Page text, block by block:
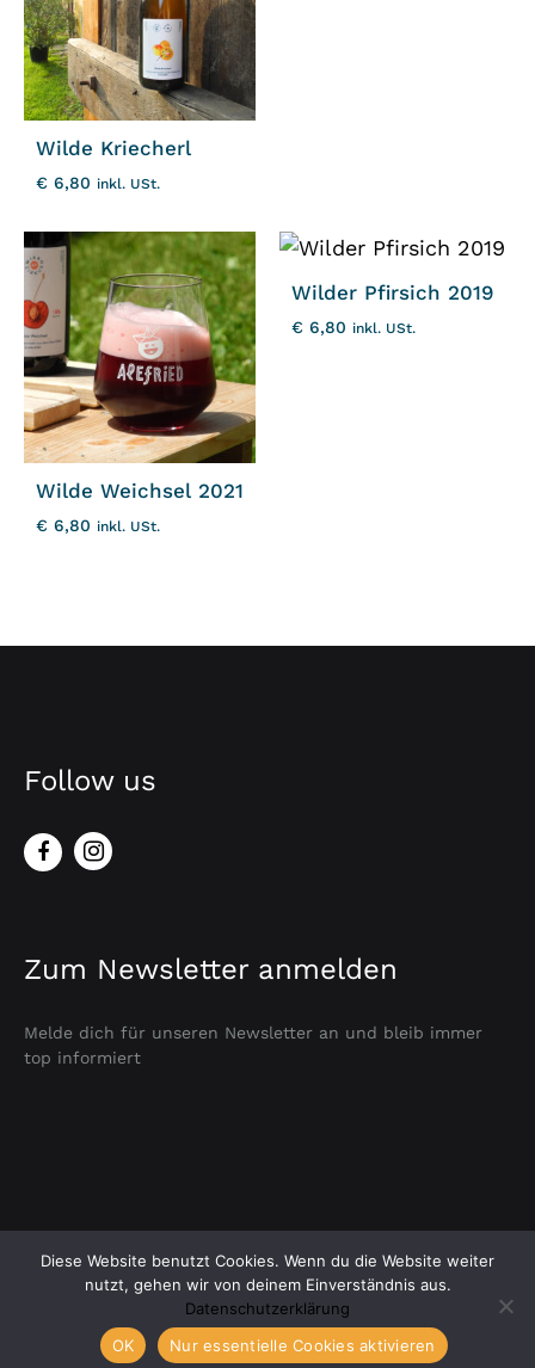
Wilde Kriecherl
€ 6,80 inkl. USt.
Wilde Weichsel 2021
€ 6,80 inkl. USt.
Wilder Pfirsich 2019
€ 6,80 inkl. USt.
Follow us
Zum Newsletter anmelden
Melde dich für unseren Newsletter an und bleib immer
top informiert
©2022 Alefried Fermentorium - Graz - Austria
Impressum
Diese Website benutzt Cookies. Wenn du die Website weiter
nutzt, gehen wir von deinem Einverständnis aus.
Datenschutzerklärung
OK
Nur essentielle Cookies aktivieren